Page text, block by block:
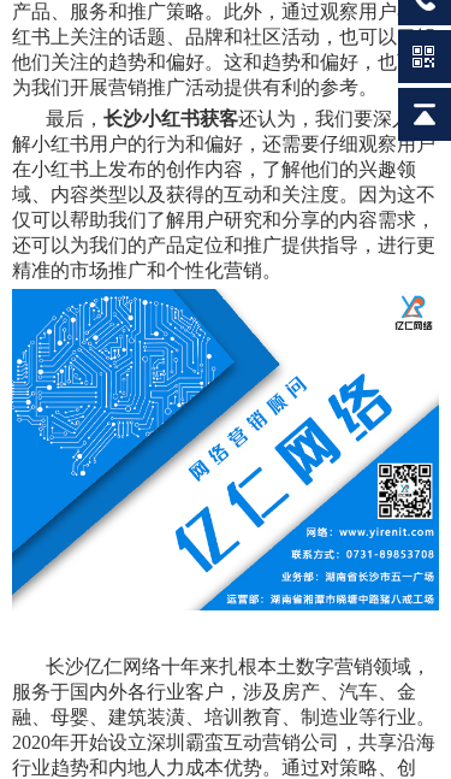
产品、服务和推广策略。此外，通过观察用户在小
红书上关注的话题、品牌和社区活动，也可以了解
他们关注的趋势和偏好。这和趋势和偏好，也可以
为我们开展营销推广活动提供有利的参考。
最后， 长沙小红书获客还认为，我们要深入了
解小红书用户的行为和偏好，还需要仔细观察用户
在小红书上发布的创作内容，了解他们的兴趣领
域、内容类型以及获得的互动和关注度。因为这不
仅可以帮助我们了解用户研究和分享的内容需求，
还可以为我们的产品定位和推广提供指导，进行更
精准的市场推广和个性化营销。
长沙亿仁网络十年来扎根本土数字营销领域，
服务于国内外各行业客户，涉及房产、汽车、金
融、母婴、建筑装潢、培训教育、制造业等行业。
2020年开始设立深圳霸蛮互动营销公司，共享沿海
行业趋势和内地人力成本优势。通过对策略、创